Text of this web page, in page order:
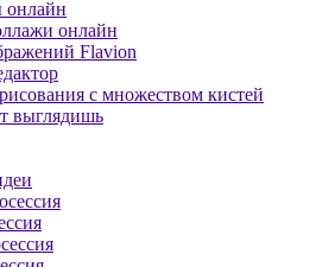
онлайн
онлайн
Flavion
с множеством кистей
выглядишь